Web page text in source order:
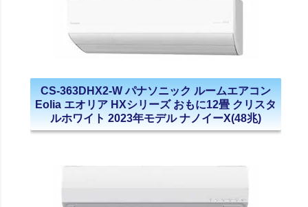
CS-363DHX2-W パナソニック ルームエアコン
Eolia エオリア HXシリーズ おもに12畳 クリスタ
ルホワイト 2023年モデル ナノイーX(48兆)